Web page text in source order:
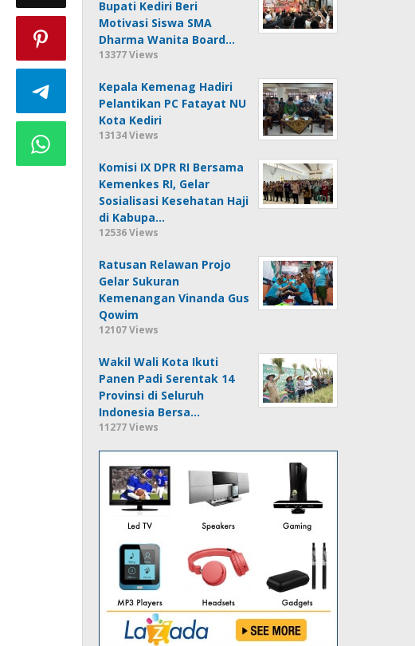
Bupati Kediri Beri
Motivasi Siswa SMA
Dharma Wanita Board…
13377 Views
Kepala Kemenag Hadiri
Pelantikan PC Fatayat NU
Kota Kediri
13134 Views
Komisi IX DPR RI Bersama
Kemenkes RI, Gelar
Sosialisasi Kesehatan Haji
di Kabupa…
12536 Views
Ratusan Relawan Projo
Gelar Sukuran
Kemenangan Vinanda Gus
Qowim
12107 Views
Wakil Wali Kota Ikuti
Panen Padi Serentak 14
Provinsi di Seluruh
Indonesia Bersa…
11277 Views